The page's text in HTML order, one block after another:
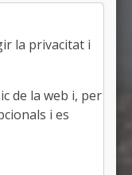
la privacitat i
de la web i, per
i es